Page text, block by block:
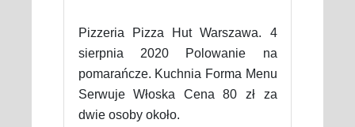
Pizzeria Pizza Hut Warszawa. 4
sierpnia 2020 Polowanie na
pomarańcze. Kuchnia Forma Menu
Serwuje Włoska Cena 80 zł za
dwie osoby około.